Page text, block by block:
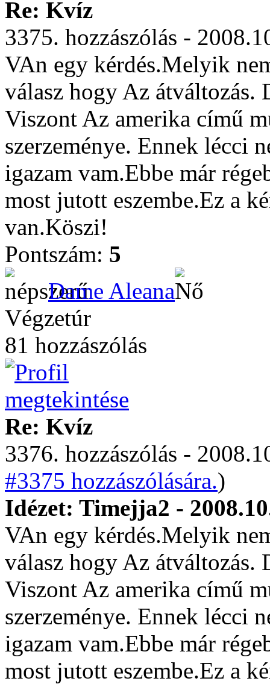
Re: Kvíz
3375. hozzászólás -
VAn egy kérdés.Melyik
válasz hogy Az átváltozás.
Viszont Az amerika című
szerzeménye. Ennek lécci
igazam vam.Ebbe már
most jutott eszembe.Ez a
van.Köszi!
Pontszám: 5
Dame Aleana
Végzetúr
81 hozzászólás
Re: Kvíz
3376. hozzászólás -
#3375 hozzászólására.)
Idézet: Timejja2 -
VAn egy kérdés.Melyik
válasz hogy Az átváltozás.
Viszont Az amerika című
szerzeménye. Ennek lécci
igazam vam.Ebbe már
most jutott eszembe.Ez a